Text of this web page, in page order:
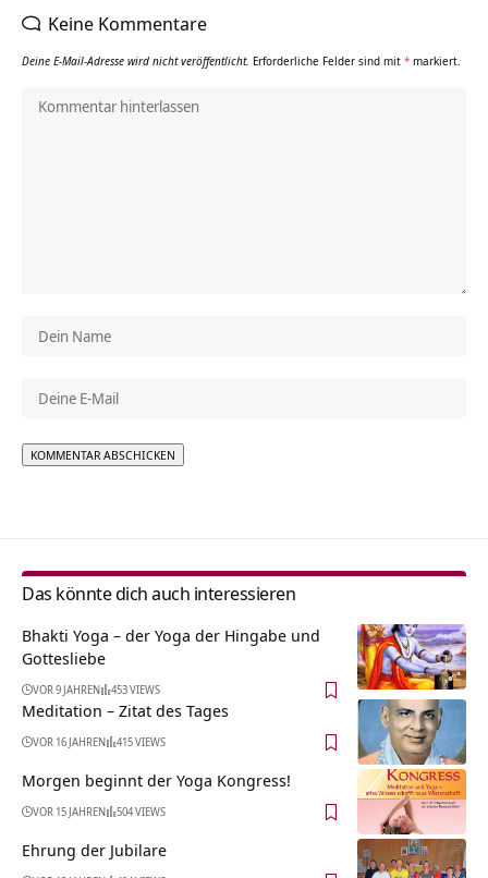
Keine Kommentare
Deine E-Mail-Adresse wird nicht veröffentlicht. Erforderliche Felder sind mit * markiert.
Das könnte dich auch interessieren
Bhakti Yoga – der Yoga der Hingabe und
Gottesliebe
VOR 9 JAHREN 453 VIEWS
Meditation – Zitat des Tages
VOR 16 JAHREN 415 VIEWS
Morgen beginnt der Yoga Kongress!
VOR 15 JAHREN 504 VIEWS
Ehrung der Jubilare